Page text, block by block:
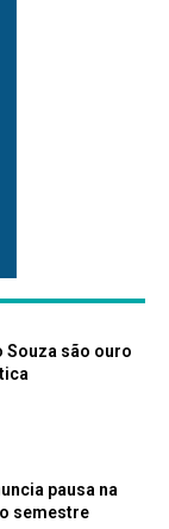
Souza são ouro
pausa na
semestre